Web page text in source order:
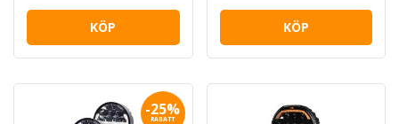
KÖP KÖP
-25%
RABATT